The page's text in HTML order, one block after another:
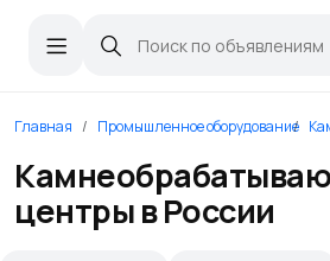
Главная Промышленное оборудование
центры в России